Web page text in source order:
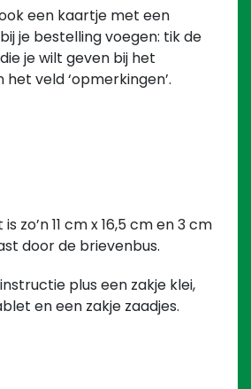
een kaartje met een
je bestelling voegen: tik de
je wilt geven bij het
veld ‘opmerkingen’.
zo’n 11 cm x 16,5 cm en 3 cm
door de brievenbus.
plus een zakje klei,
en een zakje zaadjes.